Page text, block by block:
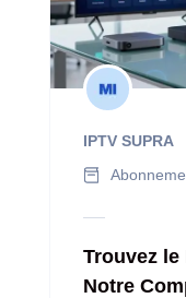
IPTV SUPRA
Trouvez le
Notre